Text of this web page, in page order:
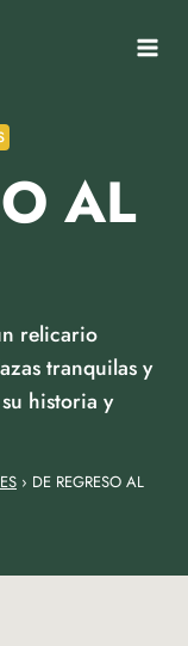
AL
relicario
tranquilas y
historia y
› DE REGRESO AL